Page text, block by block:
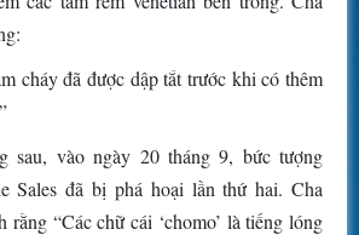
cháy đã được dập tắt trước khi có thêm
sau, vào ngày 20 tháng 9, bức tượng
Sales đã bị phá hoại lần thứ hai. Cha
rằng “Các chữ cái ‘chomo’ là tiếng lóng